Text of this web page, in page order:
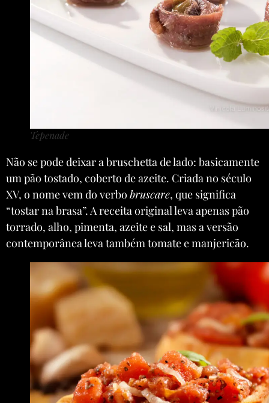
Tepenade
Não se pode deixar a bruschetta de lado: basicamente
um pão tostado, coberto de azeite. Criada no século
XV, o nome vem do verbo bruscare, que significa
“tostar na brasa”. A receita original leva apenas pão
torrado, alho, pimenta, azeite e sal, mas a versão
contemporânea leva também tomate e manjericão.